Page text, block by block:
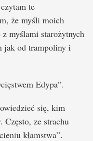
te
że myśli moich
myślami starożytnych
jak od trampoliny i
Edypa”.
się, kim
Często, ze strachu
kłamstwa”.